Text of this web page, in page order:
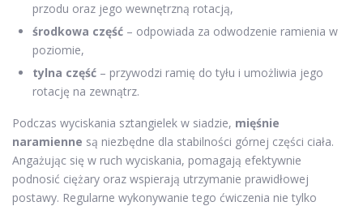
przodu oraz jego wewnętrzną rotacją,
środkowa część – odpowiada za odwodzenie ramienia w
poziomie,
tylna część – przywodzi ramię do tyłu i umożliwia jego
rotację na zewnątrz.
Podczas wyciskania sztangielek w siadzie, mięśnie
naramienne są niezbędne dla stabilności górnej części ciała.
Angażując się w ruch wyciskania, pomagają efektywnie
podnosić ciężary oraz wspierają utrzymanie prawidłowej
postawy. Regularne wykonywanie tego ćwiczenia nie tylko